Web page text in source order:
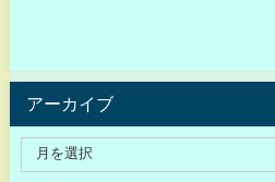
アーカイブ